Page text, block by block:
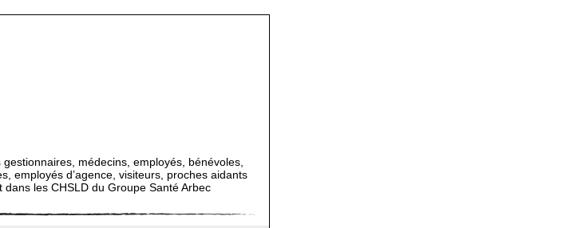
gestionnaires, médecins, employés, bénévoles,
employés d’agence, visiteurs, proches aidants
dans les CHSLD du Groupe Santé Arbec